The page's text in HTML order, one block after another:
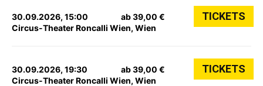
30.09.2026, 15:00
Circus-Theater Roncalli Wien, Wien
ab 39,00 € TICKETS
30.09.2026, 19:30
Circus-Theater Roncalli Wien, Wien
ab 39,00 € TICKETS